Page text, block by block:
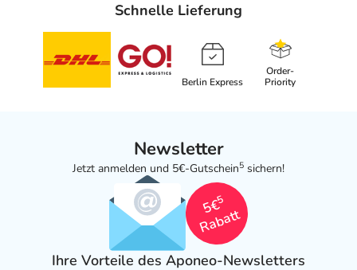
Schnelle Lieferung
Berlin Express
Order-
Priority
Newsletter
Jetzt anmelden und 5€-Gutschein5 sichern!
5€
5
Rabatt
Ihre Vorteile des Aponeo-Newsletters